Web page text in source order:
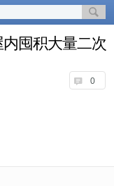
囤积大量二次
0